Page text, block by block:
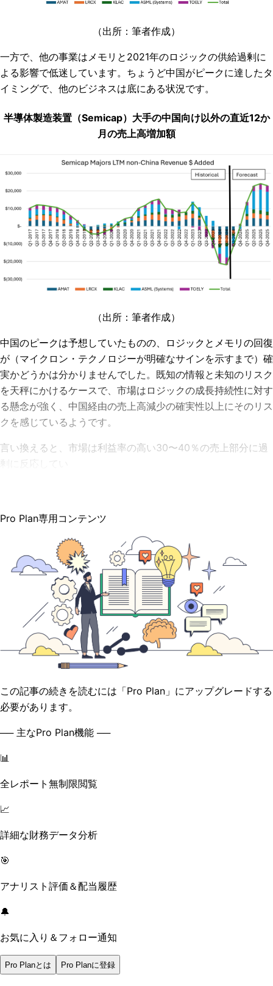
（出所：筆者作成）
一方で、他の事業はメモリと2021年のロジックの供給過剰に
よる影響で低迷しています。ちょうど中国がピークに達したタ
イミングで、他のビジネスは底にある状況です。
半導体製造装置（Semicap）大手の中国向け以外の直近12か
月の売上高増加額
（出所：筆者作成）
中国のピークは予想していたものの、ロジックとメモリの回復
が（マイクロン・テクノロジーが明確なサインを示すまで）確
実かどうかは分かりませんでした。既知の情報と未知のリスク
を天秤にかけるケースで、市場はロジックの成長持続性に対す
る懸念が強く、中国経由の売上高減少の確実性以上にそのリス
クを感じているようです。
言い換えると、市場は利益率の高い30〜40％の売上部分に過
剰に反応してい
Pro Plan専用コンテンツ
この記事の続きを読むには「Pro Plan」にアップグレードする
必要があります。
── 主なPro Plan機能 ──
📊
全レポート無制限閲覧
📈
詳細な財務データ分析
🎯
アナリスト評価＆配当履歴
🔔
お気に入り＆フォロー通知
Pro Planとは Pro Planに登録